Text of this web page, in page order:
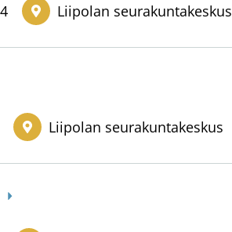
Liipolan seurakuntakeskus
Liipolan seurakuntakeskus